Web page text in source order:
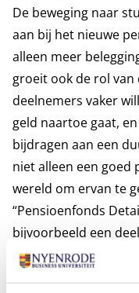
De beweging naar
aan bij het nieuwe
alleen meer
groeit ook de rol
deelnemers vaker
geld naartoe gaat,
bijdragen aan een
niet alleen een goed
wereld om ervan te
“Pensioenfonds
bijvoorbeeld een
beleggen, en grote
regelmatig de